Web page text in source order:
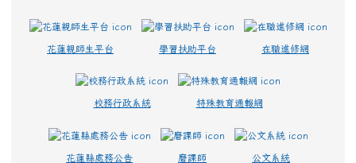
花蓮親師生平台 學習扶助平台 在職進修網
校務行政系統 特殊教育通報網
花蓮縣處務公告 磨課師 公文系統